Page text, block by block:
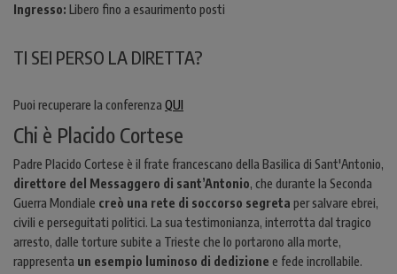
Ingresso: Libero fino a esaurimento posti
TI SEI PERSO LA DIRETTA?
Puoi recuperare la conferenza QUI
Chi è Placido Cortese
Padre Placido Cortese è il frate francescano della Basilica di Sant'Antonio,
direttore del Messaggero di sant’Antonio, che durante la Seconda
Guerra Mondiale creò una rete di soccorso segreta per salvare ebrei,
civili e perseguitati politici. La sua testimonianza, interrotta dal tragico
arresto, dalle torture subite a Trieste che lo portarono alla morte,
rappresenta un esempio luminoso di dedizione e fede incrollabile.